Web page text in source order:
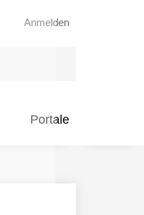
Anmelden
Portale